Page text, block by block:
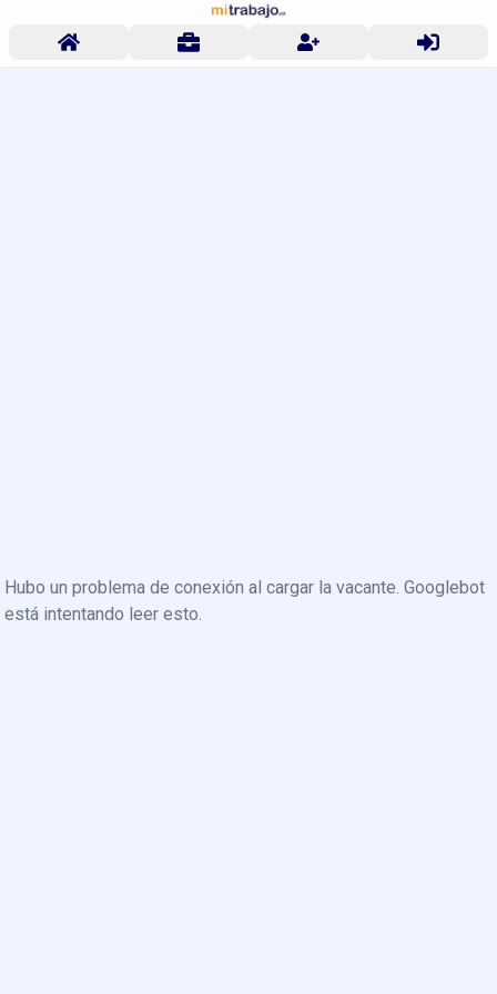
Hubo un problema de conexión al cargar la vacante. Googlebot
está intentando leer esto.